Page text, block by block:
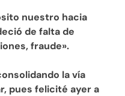
nuestro hacia
de falta de
fraude».
la vía
pues felicité ayer a